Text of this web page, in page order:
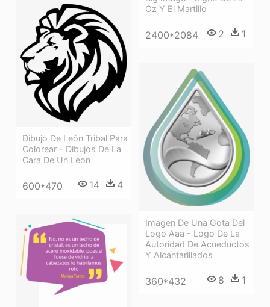
Oz Y El Martillo
2400*2084 2 1
Dibujo De León Tribal Para
Colorear - Dibujos De La
Cara De Un Leon
600*470 14 4
Imagen De Una Gota Del
Logo Aaa - Logo De La
Autoridad De Acueductos
Y Alcantarillados
360*432 8 1